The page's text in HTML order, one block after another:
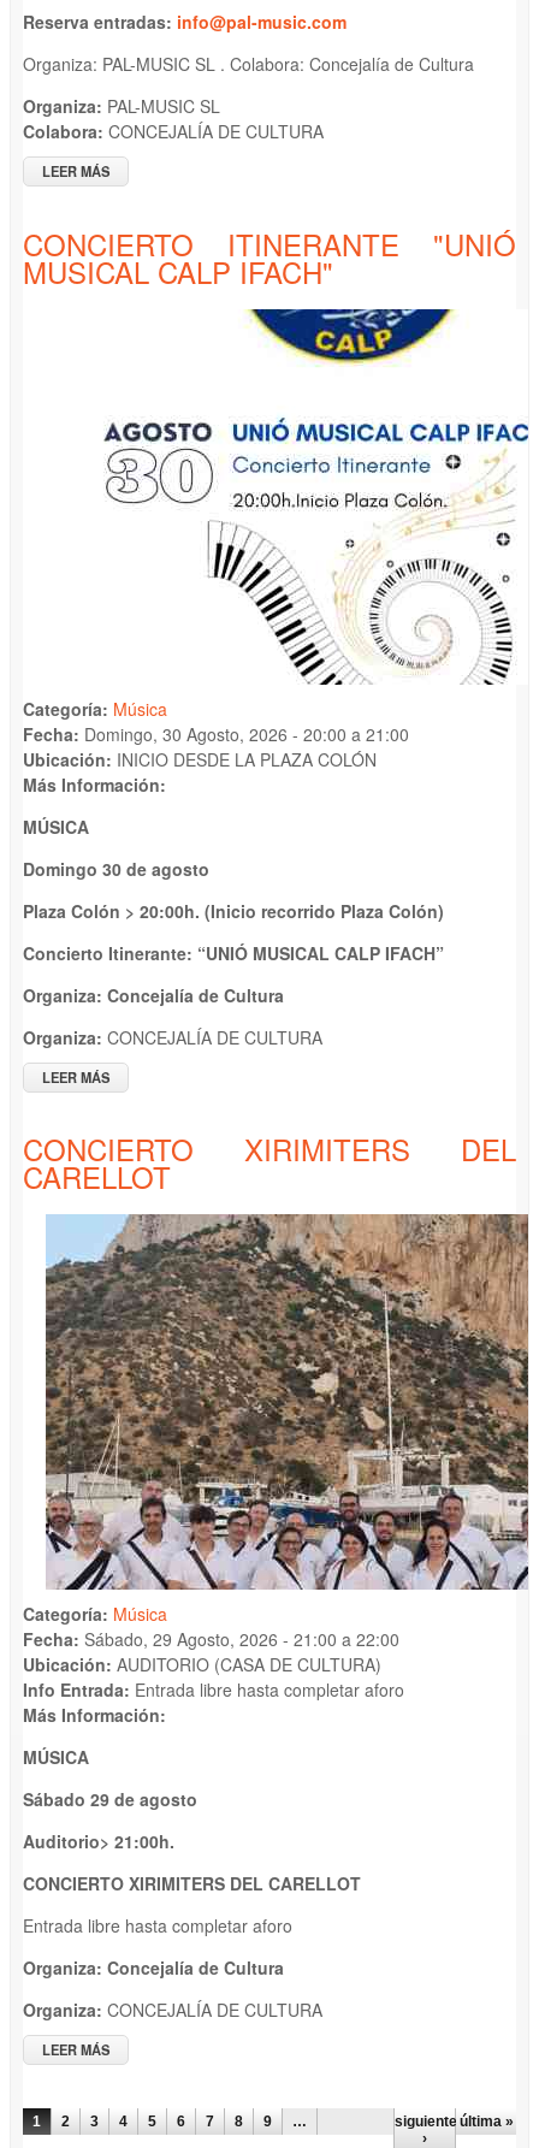
Reserva entradas: info@pal-music.com
Organiza: PAL-MUSIC SL . Colabora: Concejalía de Cultura
Organiza: PAL-MUSIC SL
Colabora: CONCEJALÍA DE CULTURA
LEER MÁS
"ART TANGO ENSEMBLE" - TANGO ARGENTINO
CONCIERTO ITINERANTE "UNIÓ
MUSICAL CALP IFACH"
Categoría: Música
Fecha: Domingo, 30 Agosto, 2026 - 20:00 a 21:00
Ubicación: INICIO DESDE LA PLAZA COLÓN
Más Información:
MÚSICA
Domingo 30 de agosto
Plaza Colón > 20:00h. (Inicio recorrido Plaza Colón)
Concierto Itinerante: “UNIÓ MUSICAL CALP IFACH”
Organiza: Concejalía de Cultura
Organiza: CONCEJALÍA DE CULTURA
LEER MÁS
IFACH"
CONCIERTO XIRIMITERS DEL
CARELLOT
Categoría: Música
Fecha: Sábado, 29 Agosto, 2026 - 21:00 a 22:00
Ubicación: AUDITORIO (CASA DE CULTURA)
Info Entrada: Entrada libre hasta completar aforo
Más Información:
MÚSICA
Sábado 29 de agosto
Auditorio> 21:00h.
CONCIERTO XIRIMITERS DEL CARELLOT
Entrada libre hasta completar aforo
Organiza: Concejalía de Cultura
Organiza: CONCEJALÍA DE CULTURA
LEER MÁS
PÁGINAS
1 2 3 4 5 6 7 8 9 …
siguiente
›
última »